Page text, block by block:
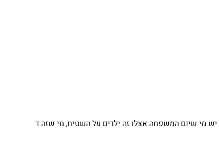
יש מי שיום המשפחה אצלו זה ילדים על השטיח, מי שזה ד